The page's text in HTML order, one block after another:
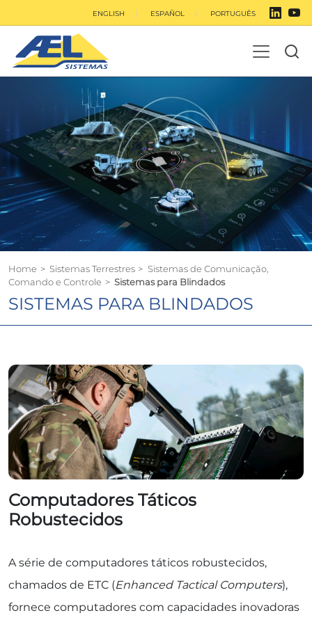
ENGLISH ESPAÑOL PORTUGUÊS
Home > Sistemas Terrestres> Sistemas de Comunicação,
Comando e Controle > Sistemas para Blindados
SISTEMAS PARA BLINDADOS
Computadores Táticos
Robustecidos
A série de computadores táticos robustecidos,
chamados de ETC (Enhanced Tactical Computers),
fornece computadores com capacidades inovadoras